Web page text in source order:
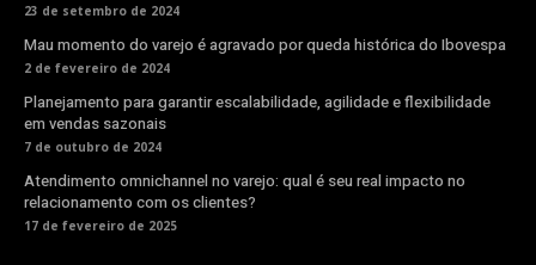
23 de setembro de 2024
Mau momento do varejo é agravado por queda histórica do Ibovespa
2 de fevereiro de 2024
Planejamento para garantir escalabilidade, agilidade e flexibilidade
em vendas sazonais
7 de outubro de 2024
Atendimento omnichannel no varejo: qual é seu real impacto no
relacionamento com os clientes?
17 de fevereiro de 2025